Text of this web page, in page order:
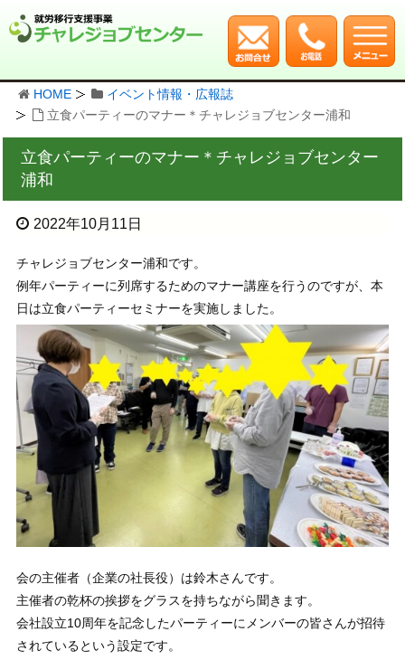
HOME
イベント情報・広報誌
立食パーティーのマナー＊チャレジョブセンター浦和
立食パーティーのマナー＊チャレジョブセンター
浦和
2022年10月11日
チャレジョブセンター浦和です。
例年パーティーに列席するためのマナー講座を行うのですが、本
日は立食パーティーセミナーを実施しました。
会の主催者（企業の社長役）は鈴木さんです。
主催者の乾杯の挨拶をグラスを持ちながら聞きます。
会社設立10周年を記念したパーティーにメンバーの皆さんが招待
されているという設定です。